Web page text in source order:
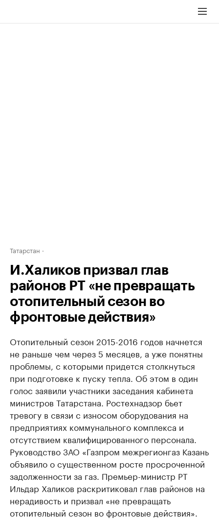
Татарстан
И.Халиков призвал глав
районов РТ «не превращать
отопительный сезон во
фронтовые действия»
Отопительный сезон 2015-2016 годов начнется
не раньше чем через 5 месяцев, а уже понятны
проблемы, с которыми придется столкнуться
при подготовке к пуску тепла. Об этом в один
голос заявили участники заседания кабинета
министров Татарстана. Ростехнадзор бьет
тревогу в связи с износом оборудования на
предприятиях коммунального комплекса и
отсутствием квалифицированного персонала.
Руководство ЗАО «Газпром межрегионгаз Казань
объявило о существенном росте просроченной
задолженности за газ. Премьер-министр РТ
Ильдар Халиков раскритиковал глав районов на
нерадивость и призвал «не превращать
отопительный сезон во фронтовые действия».